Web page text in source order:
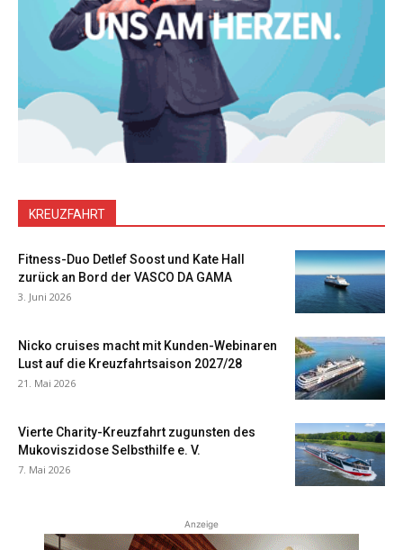
KREUZFAHRT
Fitness-Duo Detlef Soost und Kate Hall
zurück an Bord der VASCO DA GAMA
3. Juni 2026
Nicko cruises macht mit Kunden-Webinaren
Lust auf die Kreuzfahrtsaison 2027/28
21. Mai 2026
Vierte Charity-Kreuzfahrt zugunsten des
Mukoviszidose Selbsthilfe e. V.
7. Mai 2026
Anzeige